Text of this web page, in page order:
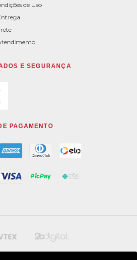
de Uso
E SEGURANÇA
PAGAMENTO